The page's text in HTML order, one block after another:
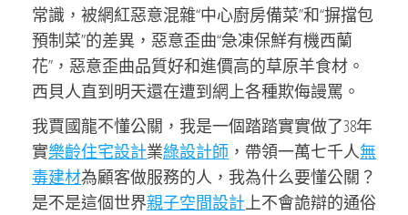
常識，被網紅惡意混雜“中心廚房備菜”和“摒擋包
預制菜”的差異，惡意歪曲“急凍保鮮有機西蘭
花”，惡意歪曲品質好和進價高的草原羊食材。
西貝人直到明天還在遭到網上各種欺侮謾罵。
我賈國龍不懂公關，我是一個踏踏實實做了38年
實樂齡住宅設計業綠設計師 ，帶領一萬七千人無
毒建材為顧客做服務的人，我為什么要懂公關？
是不是這個世界親子空間設計上不會詭辯的通俗